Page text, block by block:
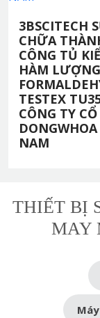
3BSCITECH
CHỮA
CÔNG TỦ
HÀM LƯỢNG
TESTEX
CÔNG TY
DONGWHOA
NAM
THIẾT BỊ
MAY